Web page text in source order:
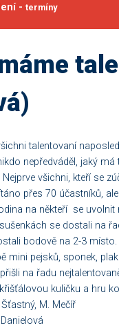
- termíny
talentovaní
nepředváděl, jaký má
všichni, kteří se
přes 70 účastníků,
na někteří se uvolnit
se dostali na
bodově na 2-3
mini pejsků, sponek,
na řadu
kuličku a hru
M. Mečíř